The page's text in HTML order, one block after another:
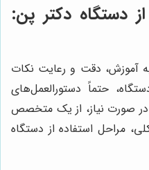
دستگاه دکتر پن:
به آموزش، دقت و رعایت نکات
حتماً دستورالعمل‌های
در صورت نیاز، از یک متخصص
مراحل استفاده از دستگاه